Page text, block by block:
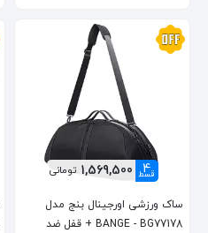
4
قسط 1,569,500 تومانی
ساک ورزشی اورجینال بنج مدل
BANGE - BG77178 + قفل ضد